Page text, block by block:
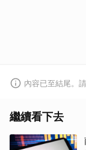
內容已至結尾。
繼續看下去